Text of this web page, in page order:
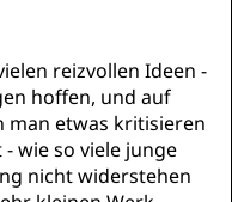
reizvollen Ideen -
hoffen, und auf
man etwas kritisieren
wie so viele junge
nicht widerstehen